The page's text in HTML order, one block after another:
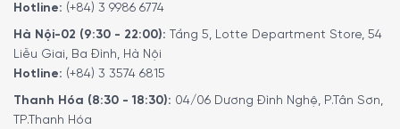
Hotline: (+84) 3 9986 6774
Hà Nội-02 (9:30 - 22:00): Tầng 5, Lotte Department Store, 54
Liễu Giai, Ba Đình, Hà Nội
Hotline: (+84) 3 3574 6815
Thanh Hóa (8:30 - 18:30): 04/06 Dương Đình Nghệ, P.Tân Sơn,
TP.Thanh Hóa